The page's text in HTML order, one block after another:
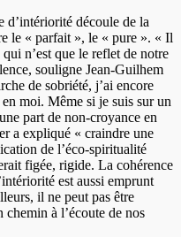
d’intériorité découle de la
le « parfait », le « pure ». « Il
n’est que le reflet de notre
souligne Jean-Guilhem
de sobriété, j’ai encore
moi. Même si je suis sur un
part de non-croyance en
a expliqué « craindre une
de l’éco-spiritualité
figée, rigide. La cohérence
est aussi emprunt
il ne peut pas être
à l’écoute de nos